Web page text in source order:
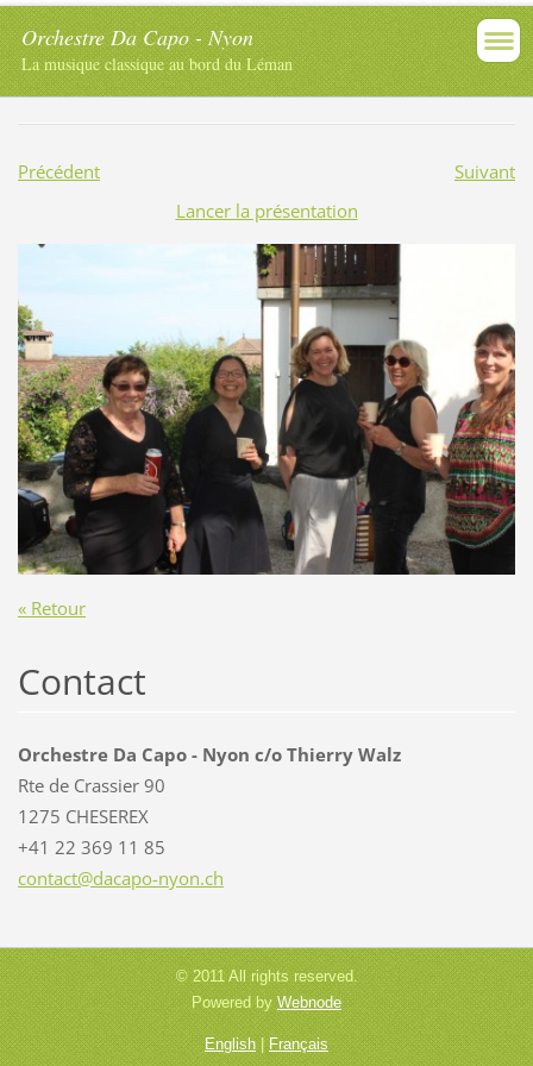
Orchestre Da Capo - Nyon
La musique classique au bord du Léman
Précédent
Suivant
Lancer la présentation
« Retour
Contact
Orchestre Da Capo - Nyon c/o Thierry Walz
Rte de Crassier 90
1275 CHESEREX
+41 22 369 11 85
contact@dacapo-nyon.ch
© 2011 All rights reserved.
Powered by Webnode
English|Français